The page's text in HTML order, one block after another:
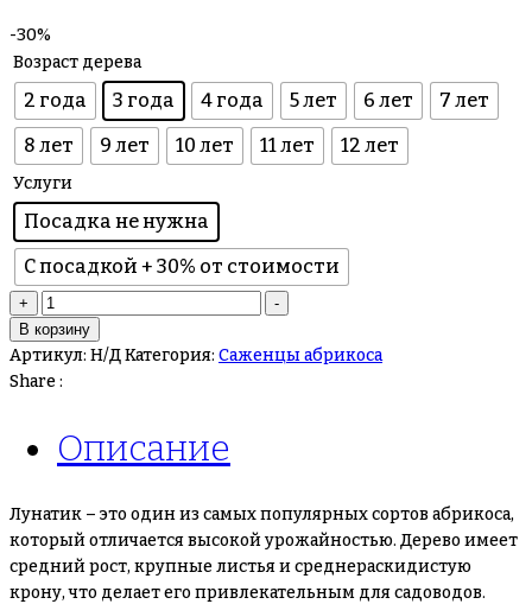
-30%
Возраст дерева
2 года 3 года 4 года 5 лет 6 лет
7 лет
8 лет
9 лет 10 лет 11 лет 12 лет
Услуги
Посадка не нужна
С посадкой + 30% от стоимости
+
Количество
товара
Абрикос
Лунатик
-
В корзину
Артикул: Н/ДКатегория: Саженцы абрикоса
Share :
Описание
Лунатик – это один из самых популярных сортов абрикоса,
который отличается высокой урожайностью. Дерево имеет
средний рост, крупные листья и среднераскидистую
крону, что делает его привлекательным для садоводов.